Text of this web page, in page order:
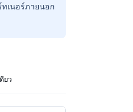
ทเนอร์ภายนอก
ยว